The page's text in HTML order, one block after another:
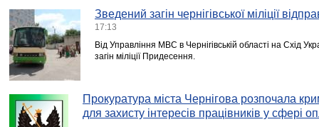
Зведений загін чернігівської міліції
17:13
Від Управління МВС в Чернігівській області на Схід
загін міліції Придесення.
Прокуратура міста Чернігова розпочала
для захисту інтересів працівників у сфері